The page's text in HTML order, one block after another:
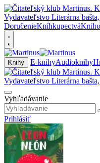
DoručenieKníhkupectvá
Knihy E-knihyAudioknihy
Vyhľadávanie
Prihlásiť